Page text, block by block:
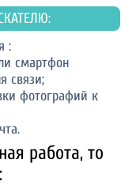
:
смартфон
связи;
фотографий к
работа, то